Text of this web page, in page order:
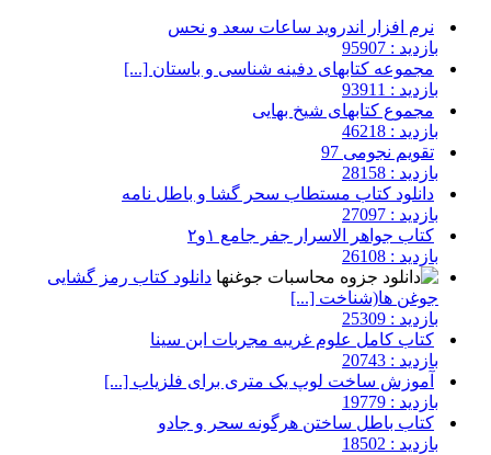
نرم افزار اندروید ساعات سعد و نحس
بازدید : 95907
مجموعه کتابهای دفینه شناسی و باستان [...]
بازدید : 93911
مجموع کتابهای شیخ بهایی
بازدید : 46218
تقویم نجومی 97
بازدید : 28158
دانلود کتاب مستطاب سحر گشا و باطل نامه
بازدید : 27097
کتاب جواهر الاسرار جفر جامع ۱و۲
بازدید : 26108
دانلود کتاب رمز گشایی
جوغن ها(شناخت [...]
بازدید : 25309
کتاب کامل علوم غریبه مجربات ابن سینا
بازدید : 20743
آموزش ساخت لوپ یک متری برای فلزیاب [...]
بازدید : 19779
کتاب باطل ساختن هرگونه سحر و جادو
بازدید : 18502